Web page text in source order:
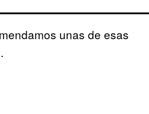
unas de esas